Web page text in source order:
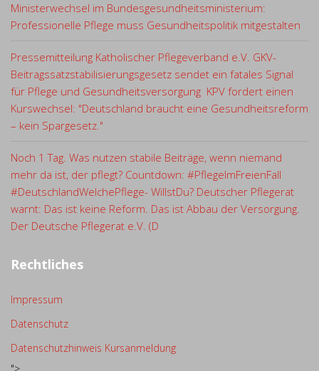
Ministerwechsel im Bundesgesundheitsministerium:
Professionelle Pflege muss Gesundheitspolitik mitgestalten
Pressemitteilung Katholischer Pflegeverband e.V. GKV-
Beitragssatzstabilisierungsgesetz sendet ein fatales Signal
für Pflege und Gesundheitsversorgung KPV fordert einen
Kurswechsel: "Deutschland braucht eine Gesundheitsreform
– kein Spargesetz."
Noch 1 Tag. Was nutzen stabile Beiträge, wenn niemand
mehr da ist, der pflegt? Countdown: #PflegeImFreienFall
#DeutschlandWelchePflege- WillstDu? Deutscher Pflegerat
warnt: Das ist keine Reform. Das ist Abbau der Versorgung.
Der Deutsche Pflegerat e.V. (D
Rechtliches
Impressum
Datenschutz
Datenschutzhinweis Kursanmeldung